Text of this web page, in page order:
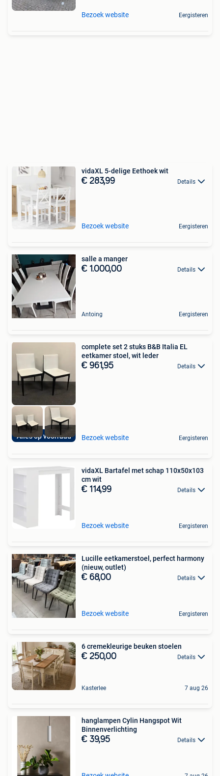
Bezoek website Eergisteren
vidaXL 5-delige Eethoek wit
€ 283,99 Details
Bezoek website Eergisteren
salle a manger
€ 1.000,00 Details
Antoing Eergisteren
Alles op voorraad
complete set 2 stuks B&B Italia EL
eetkamer stoel, wit leder
€ 961,95 Details
Bezoek website Eergisteren
vidaXL Bartafel met schap 110x50x103
cm wit
€ 114,99 Details
Bezoek website Eergisteren
Lucille eetkamerstoel, perfect harmony
(nieuw, outlet)
€ 68,00 Details
Bezoek website Eergisteren
6 cremekleurige beuken stoelen
€ 250,00 Details
Kasterlee 7 aug 26
hanglampen Cylin Hangspot Wit
Binnenverlichting
€ 39,95 Details